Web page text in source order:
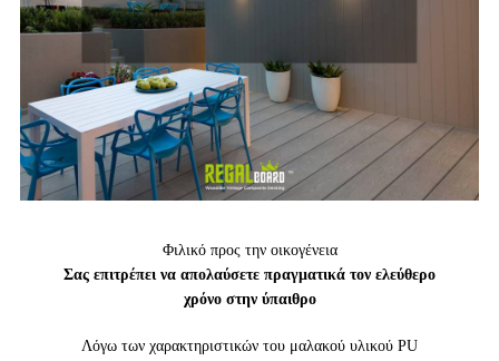
Φιλικό προς την οικογένεια
Σας επιτρέπει να απολαύσετε πραγματικά τον ελεύθερο
χρόνο στην ύπαιθρο
Λόγω των χαρακτηριστικών του μαλακού υλικού PU